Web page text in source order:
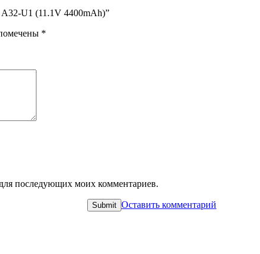
U1 (11.1V 4400mAh)”
*
последующих моих комментариев.
Оставить комментарий